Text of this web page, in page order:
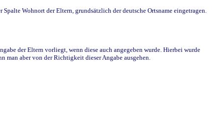
Wohnort der Eltern, grundsätzlich der deutsche Ortsname eingetragen.
der Eltern vorliegt, wenn diese auch angegeben wurde. Hierbei wurde
man aber von der Richtigkeit dieser Angabe ausgehen.